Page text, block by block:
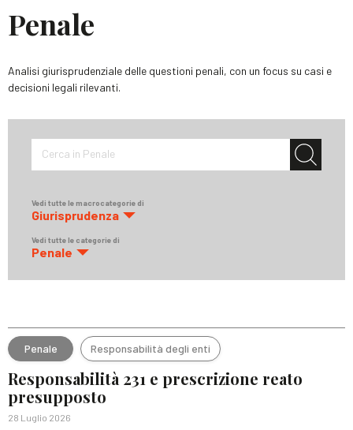
Penale
Analisi giurisprudenziale delle questioni penali, con un focus su casi e
decisioni legali rilevanti.
Cerca in Penale
Vedi tutte le macrocategorie di
Giurisprudenza
Vedi tutte le categorie di
Penale
Penale Responsabilità degli enti
Responsabilità 231 e prescrizione reato
presupposto
28 Luglio 2026